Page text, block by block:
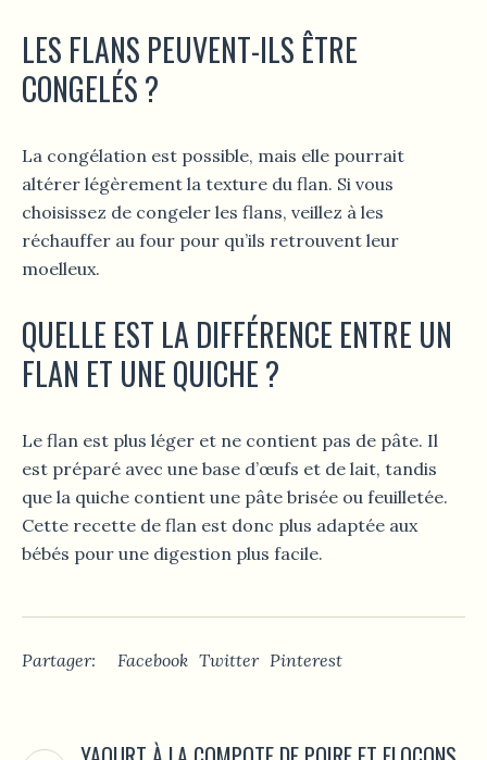
LES FLANS PEUVENT-ILS ÊTRE
CONGELÉS ?
La congélation est possible, mais elle pourrait
altérer légèrement la texture du flan. Si vous
choisissez de congeler les flans, veillez à les
réchauffer au four pour qu’ils retrouvent leur
moelleux.
QUELLE EST LA DIFFÉRENCE ENTRE UN
FLAN ET UNE QUICHE ?
Le flan est plus léger et ne contient pas de pâte. Il
est préparé avec une base d’œufs et de lait, tandis
que la quiche contient une pâte brisée ou feuilletée.
Cette recette de flan est donc plus adaptée aux
bébés pour une digestion plus facile.
Partager: Facebook Twitter Pinterest